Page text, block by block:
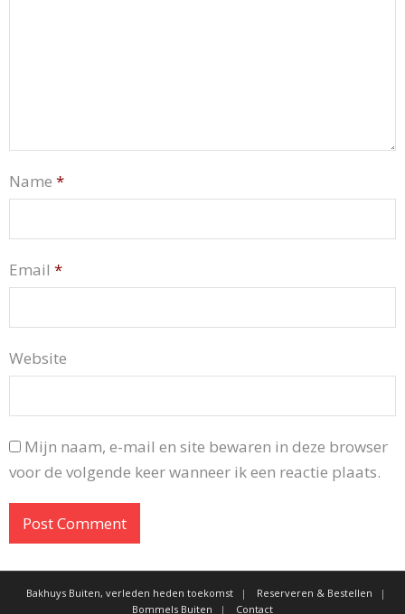
Name *
Email *
Website
Mijn naam, e-mail en site bewaren in deze browser
voor de volgende keer wanneer ik een reactie plaats.
Bakhuys Buiten, verleden heden toekomst
Reserveren & Bestellen
Bommels Buiten
Contact